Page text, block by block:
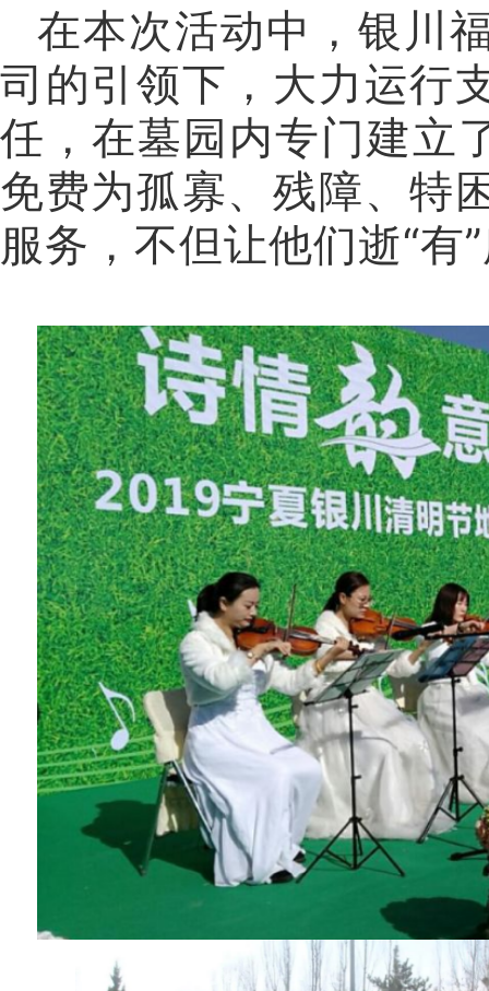
在本次活动中，银川
司的引领下，大力运行
任，在墓园内专门建立
免费为孤寡、残障、特
服务，不但让他们逝“有